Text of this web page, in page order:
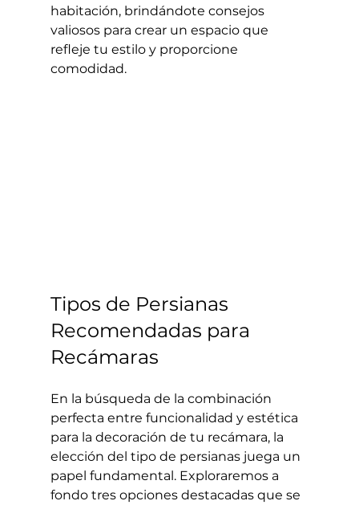
habitación, brindándote consejos
valiosos para crear un espacio que
refleje tu estilo y proporcione
comodidad.
Tipos de Persianas
Recomendadas para
Recámaras
En la búsqueda de la combinación
perfecta entre funcionalidad y estética
para la decoración de tu recámara, la
elección del tipo de persianas juega un
papel fundamental. Exploraremos a
fondo tres opciones destacadas que se